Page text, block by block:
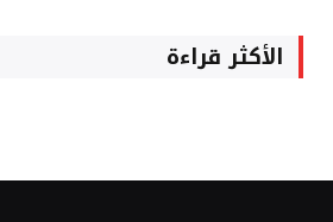
الأكثر قراءة